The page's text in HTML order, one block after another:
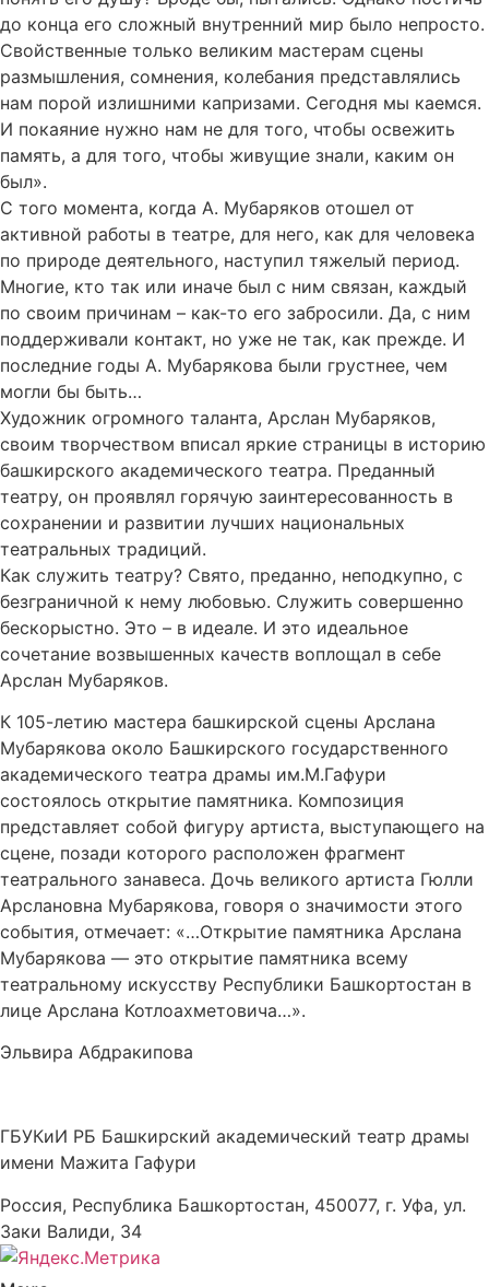
до конца его сложный внутренний мир было непросто.
Свойственные только великим мастерам сцены
размышления, сомнения, колебания представлялись
нам порой излишними капризами. Сегодня мы каемся.
И покаяние нужно нам не для того, чтобы освежить
память, а для того, чтобы живущие знали, каким он
был».
С того момента, когда А. Мубаряков отошел от
активной работы в театре, для него, как для человека
по природе деятельного, наступил тяжелый период.
Многие, кто так или иначе был с ним связан, каждый
по своим причинам – как-то его забросили. Да, с ним
поддерживали контакт, но уже не так, как прежде. И
последние годы А. Мубарякова были грустнее, чем
могли бы быть…
Художник огромного таланта, Арслан Мубаряков,
своим творчеством вписал яркие страницы в историю
башкирского академического театра. Преданный
театру, он проявлял горячую заинтересованность в
сохранении и развитии лучших национальных
театральных традиций.
Как служить театру? Свято, преданно, неподкупно, с
безграничной к нему любовью. Служить совершенно
бескорыстно. Это – в идеале. И это идеальное
сочетание возвышенных качеств воплощал в себе
Арслан Мубаряков.
К 105-летию мастера башкирской сцены Арслана
Мубарякова около Башкирского государственного
академического театра драмы им.М.Гафури
состоялось открытие памятника. Композиция
представляет собой фигуру артиста, выступающего на
сцене, позади которого расположен фрагмент
театрального занавеса. Дочь великого артиста Гюлли
Арслановна Мубарякова, говоря о значимости этого
события, отмечает: «…Открытие памятника Арслана
Мубарякова — это открытие памятника всему
театральному искусству Республики Башкортостан в
лице Арслана Котлоахметовича…».
Эльвира Абдракипова
ГБУКиИ РБ Башкирский академический театр драмы
имени Мажита Гафури
Россия, Республика Башкортостан, 450077, г. Уфа, ул.
Заки Валиди, 34